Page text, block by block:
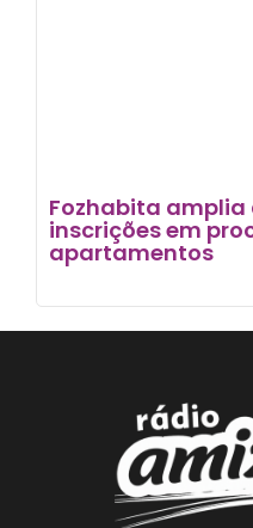
Fozhabita
inscrições em
apartamentos